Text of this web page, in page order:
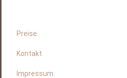
Preise
Kontakt
Impressum